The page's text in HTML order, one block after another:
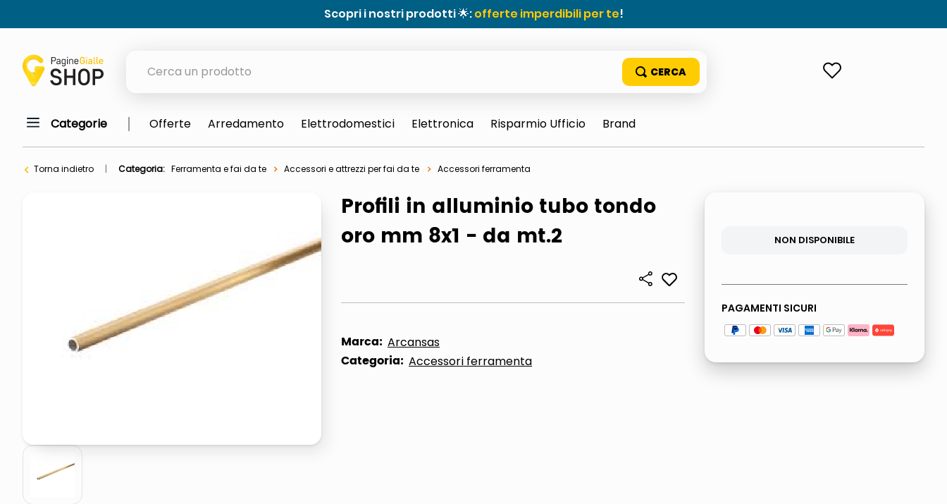
Scopri i nostri prodotti 🌟:offerte imperdibili per te!
orologio parete
italia independent occhiali sole 0703 thin rotondo sun
lucidatrice pavimenti
Categorie Offerte Arredamento Elettrodomestici Elettronica Risparmio Ufficio Brand
Torna indietro Categoria: Ferramenta e fai da te Accessori e attrezzi per fai da te Accessori ferramenta
Profili in alluminio tubo tondo
oro mm 8x1 - da mt.2
Marca: Arcansas
Categoria: Accessori ferramenta
NON DISPONIBILE
PAGAMENTI SICURI